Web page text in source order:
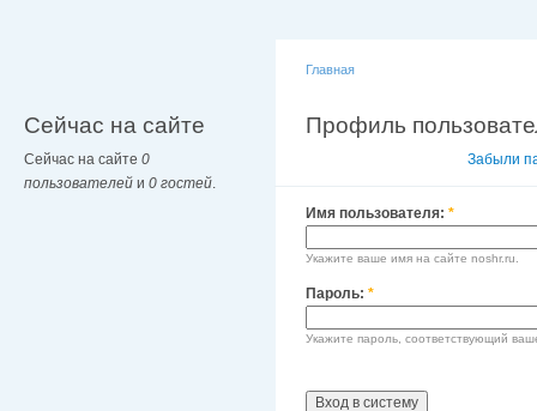
Сейчас на сайте
Сейчас на сайте 0
пользователей и 0 гостей.
Главная
Профиль
Забыли
Имя пользователя: *
Укажите ваше имя на сайте noshr.ru.
Пароль: *
Укажите пароль, соответствующий